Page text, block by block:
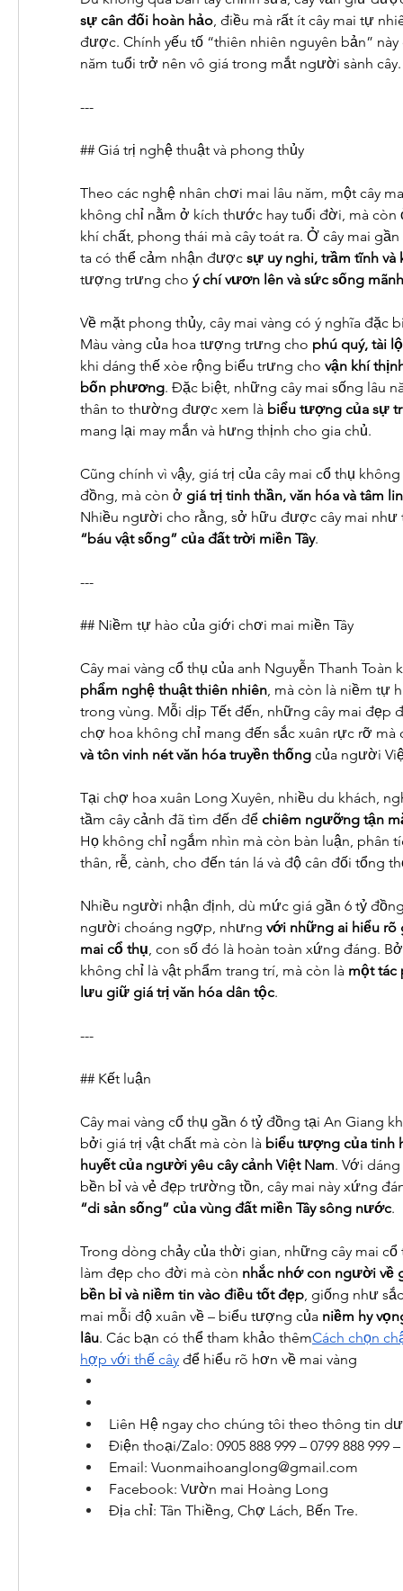
sự cân đối hoàn hảo, điều mà rất ít cây mai tự
được. Chính yếu tố “thiên nhiên nguyên bản” này
năm tuổi trở nên vô giá trong mắt người sành cây.
---
## Giá trị nghệ thuật và phong thủy
Theo các nghệ nhân chơi mai lâu năm, một cây
không chỉ nằm ở kích thước hay tuổi đời, mà
khí chất, phong thái mà cây toát ra. Ở cây mai
ta có thể cảm nhận được sự uy nghi, trầm tĩnh và
tượng trưng cho ý chí vươn lên và sức sống
Về mặt phong thủy, cây mai vàng có ý nghĩa đặc
Màu vàng của hoa tượng trưng cho phú quý, tài
khi dáng thế xòe rộng biểu trưng cho vận khí
bốn phương. Đặc biệt, những cây mai sống lâu
thân to thường được xem là biểu tượng của sự
mang lại may mắn và hưng thịnh cho gia chủ.
Cũng chính vì vậy, giá trị của cây mai cổ thụ
đồng, mà còn ở giá trị tinh thần, văn hóa và tâm
Nhiều người cho rằng, sở hữu được cây mai như
“báu vật sống” của đất trời miền Tây.
---
## Niềm tự hào của giới chơi mai miền Tây
Cây mai vàng cổ thụ của anh Nguyễn Thanh Toàn
phẩm nghệ thuật thiên nhiên, mà còn là niềm tự
trong vùng. Mỗi dịp Tết đến, những cây mai đẹp
chợ hoa không chỉ mang đến sắc xuân rực rỡ
và tôn vinh nét văn hóa truyền thống của người
Tại chợ hoa xuân Long Xuyên, nhiều du khách,
tầm cây cảnh đã tìm đến để chiêm ngưỡng tận
Họ không chỉ ngắm nhìn mà còn bàn luận, phân
thân, rễ, cành, cho đến tán lá và độ cân đối tổng
Nhiều người nhận định, dù mức giá gần 6 tỷ
người choáng ngợp, nhưng với những ai hiểu rõ
mai cổ thụ, con số đó là hoàn toàn xứng đáng.
không chỉ là vật phẩm trang trí, mà còn là một tác
lưu giữ giá trị văn hóa dân tộc.
---
## Kết luận
Cây mai vàng cổ thụ gần 6 tỷ đồng tại An Giang
bởi giá trị vật chất mà còn là biểu tượng của tinh
huyết của người yêu cây cảnh Việt Nam. Với
bền bỉ và vẻ đẹp trường tồn, cây mai này xứng
“di sản sống” của vùng đất miền Tây sông nước.
Trong dòng chảy của thời gian, những cây mai
làm đẹp cho đời mà còn nhắc nhớ con người về
bền bỉ và niềm tin vào điều tốt đẹp, giống như
mai mỗi độ xuân về – biểu tượng của niềm hy
lâu. Các bạn có thể tham khảo thêmCách chọn
hợp với thế cây để hiểu rõ hơn về mai vàng
Liên Hệ ngay cho chúng tôi theo thông tin
Điện thoại/Zalo: 0905 888 999 – 0799 888 999 –
Email: Vuonmaihoanglong@gmail.com
Facebook: Vườn mai Hoàng Long
Địa chỉ: Tân Thiềng, Chợ Lách, Bến Tre.